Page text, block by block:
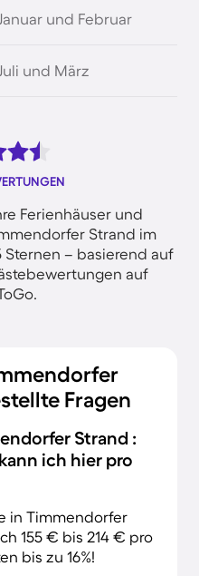
und Februar
und März
Ferienhäuser und
Strand im
– basierend auf
auf
Fragen
Strand :
ich hier pro
in Timmendorfer
155 € bis 214 € pro
bis zu 16%!